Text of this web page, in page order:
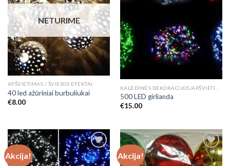
NETURIME
APŠVIETIMAS / ŠVIESOS EFEKTAI
40 led ažūriniai burbuliukai
€8.00
500 LED girlianda
€15.00
Akcija!
Add to
Wishlist
Akcija!
Add to
Wishlist